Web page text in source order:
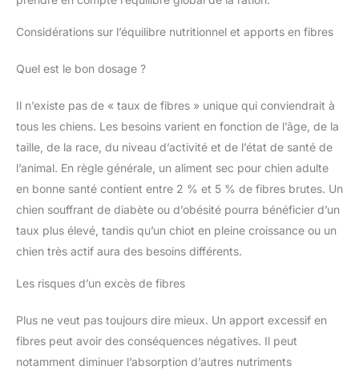
Considérations sur l’équilibre nutritionnel et apports en fibres
Quel est le bon dosage ?
Il n’existe pas de « taux de fibres » unique qui conviendrait à
tous les chiens. Les besoins varient en fonction de l’âge, de la
taille, de la race, du niveau d’activité et de l’état de santé de
l’animal. En règle générale, un aliment sec pour chien adulte
en bonne santé contient entre 2 % et 5 % de fibres brutes. Un
chien souffrant de diabète ou d’obésité pourra bénéficier d’un
taux plus élevé, tandis qu’un chiot en pleine croissance ou un
chien très actif aura des besoins différents.
Les risques d’un excès de fibres
Plus ne veut pas toujours dire mieux. Un apport excessif en
fibres peut avoir des conséquences négatives. Il peut
notamment diminuer l’absorption d’autres nutriments